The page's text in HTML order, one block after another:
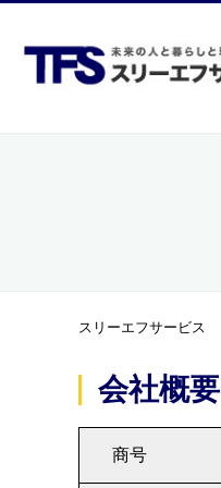
スリーエフサービス
会社概要
商号